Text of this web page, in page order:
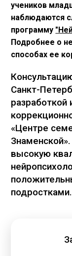
учеников
наблюдаются
программу
Подробнее о
способах ее
Санкт-
разработкой
«Центре
высокую
подростками.